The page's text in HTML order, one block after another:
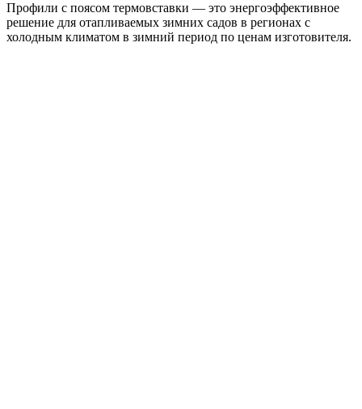
Профили с поясом термовставки — это энергоэффективное
решение для отапливаемых зимних садов в регионах с
холодным климатом в зимний период по ценам изготовителя.